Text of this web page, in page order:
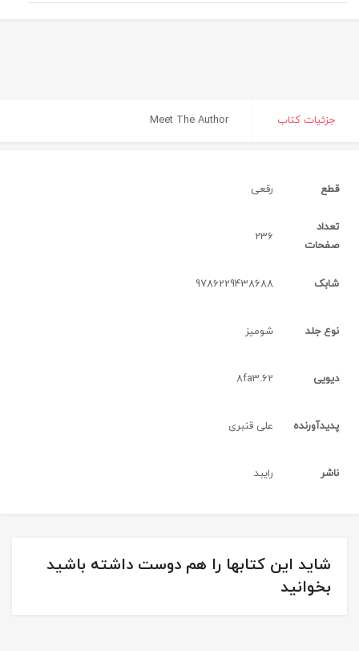
جزئیات کتاب Meet The Author
قطع رقعی‌
تعداد
صفحات
236
شابک 9786229438688
نوع جلد شومیز
دیویی 8fa3.62
پدیدآورنده علی قنبری
ناشر رایبد
شاید این کتابها را هم دوست داشته باشید
بخوانید